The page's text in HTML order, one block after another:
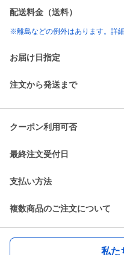
配送料金（送料）
※離島などの例外はあります。詳
お届け日指定
注文から発送まで
クーポン利用可否
最終注文受付日
支払い方法
複数商品のご注文について
私た